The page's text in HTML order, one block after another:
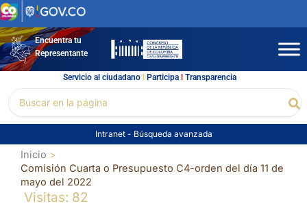
Ir
al
contenidoEncuentra tu
Representante
Servicio al ciudadano l Participal Transparencia
por:
Intranet - Búsqueda avanzada
Inicio
Comisión Cuarta o Presupuesto C4-orden del día 11 de
mayo del 2022
Visitas: 82